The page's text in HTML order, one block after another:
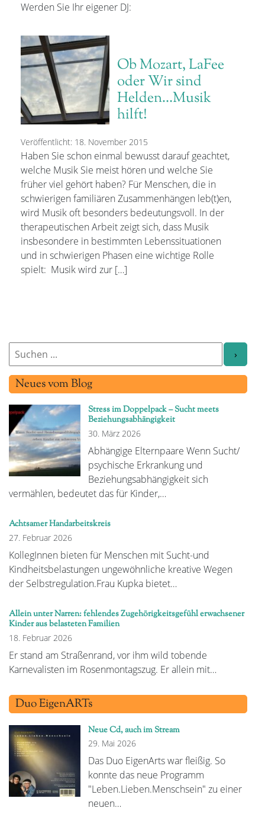
Werden Sie Ihr eigener DJ:
Ob Mozart, LaFee
oder Wir sind
Helden…Musik
hilft!
Veröffentlicht: 18. November 2015
Haben Sie schon einmal bewusst darauf geachtet,
welche Musik Sie meist hören und welche Sie
früher viel gehört haben? Für Menschen, die in
schwierigen familiären Zusammenhängen leb(t)en,
wird Musik oft besonders bedeutungsvoll. In der
therapeutischen Arbeit zeigt sich, dass Musik
insbesondere in bestimmten Lebenssituationen
und in schwierigen Phasen eine wichtige Rolle
spielt: Musik wird zur […]
Neues vom Blog
Stress im Doppelpack – Sucht meets
Beziehungsabhängigkeit
30. März 2026
Abhängige Elternpaare Wenn Sucht/
psychische Erkrankung und
Beziehungsabhängigkeit sich
vermählen, bedeutet das für Kinder,…
Achtsamer Handarbeitskreis
27. Februar 2026
KollegInnen bieten für Menschen mit Sucht-und
Kindheitsbelastungen ungewöhnliche kreative Wegen
der Selbstregulation.Frau Kupka bietet…
Allein unter Narren: fehlendes Zugehörigkeitsgefühl erwachsener
Kinder aus belasteten Familien
18. Februar 2026
Er stand am Straßenrand, vor ihm wild tobende
Karnevalisten im Rosenmontagszug. Er allein mit…
Duo EigenARTs
Neue Cd, auch im Stream
29. Mai 2026
Das Duo EigenArts war fleißig. So
konnte das neue Programm
"Leben.Lieben.Menschsein" zu einer
neuen…